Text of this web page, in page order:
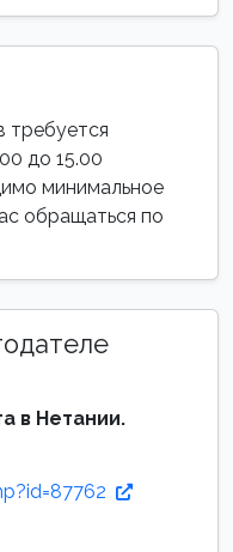
требуется
до 15.00
минимальное
обращаться по
в Нетании.